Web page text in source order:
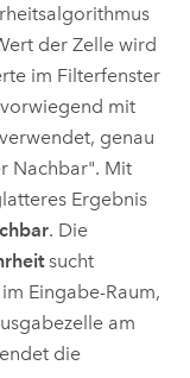
der Zelle wird
im Filterfenster
mit
genau
Nachbar". Mit
Ergebnis
. Die
sucht
Eingabe-Raum,
am
die